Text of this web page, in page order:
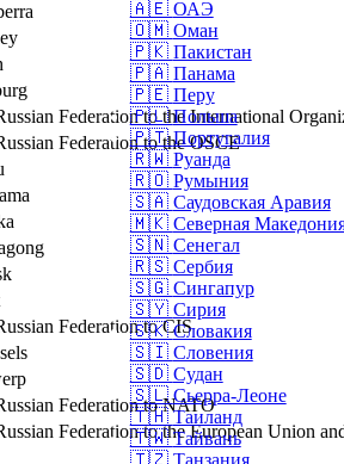
🇦🇪 ОАЭ
🇴🇲 Оман
🇵🇰 Пакистан
🇵🇦 Панама
🇵🇪 Перу
🇵🇱 Польша
🇵🇹 Португалия
🇷🇼 Руанда
🇷🇴 Румыния
🇸🇦 Саудовская Аравия
🇲🇰 Северная
🇸🇳 Сенегал
🇷🇸 Сербия
🇸🇬 Сингапур
🇸🇾 Сирия
🇸🇰 Словакия
🇸🇮 Словения
🇸🇩 Судан
🇸🇱 Сьерра-Леоне
🇹🇭 Таиланд
🇹🇼 Тайвань
Federation to the International
Federation to the OSCE
Federation to CIS
Federation to NATO
Federation to the European Union